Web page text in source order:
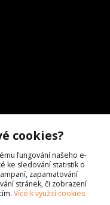
cookies?
fungování našeho e-
ke sledování statistik o
zapamatování
stránek, či zobrazení
Více k využití cookies